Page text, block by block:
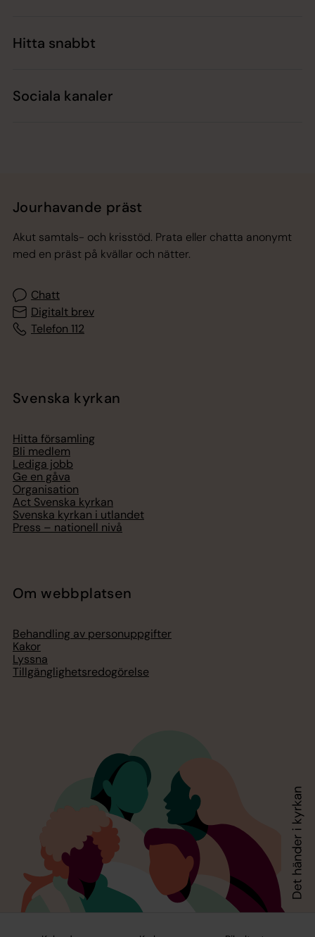
Hitta snabbt
Sociala kanaler
Jourhavande präst
Akut samtals- och krisstöd. Prata eller chatta anonymt
med en präst på kvällar och nätter.
Chatt
Digitalt brev
Telefon 112
Svenska kyrkan
Hitta församling
Bli medlem
Lediga jobb
Ge en gåva
Organisation
Act Svenska kyrkan
Svenska kyrkan i utlandet
Press – nationell nivå
Om webbplatsen
Behandling av personuppgifter
Kakor
Lyssna
Tillgänglighetsredogörelse